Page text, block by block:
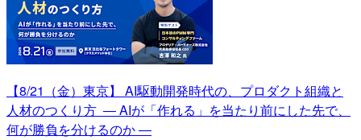
【8/21（金）東京】 AI駆動開発時代の、プロダクト組織と
人材のつくり方 ― AIが「作れる」を当たり前にした先で、
何が勝負を分けるのか ―